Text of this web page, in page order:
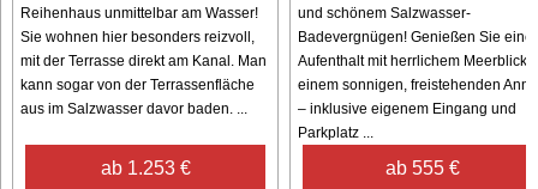
Reihenhaus unmittelbar am Wasser!
Sie wohnen hier besonders reizvoll,
mit der Terrasse direkt am Kanal. Man
kann sogar von der Terrassenfläche
aus im Salzwasser davor baden. ...
ab 1.253 €
und schönem Salzwasser-
Badevergnügen! Genießen Sie
Aufenthalt mit herrlichem Meerblick
einem sonnigen, freistehenden
– inklusive eigenem Eingang und
Parkplatz ...
ab 555 €